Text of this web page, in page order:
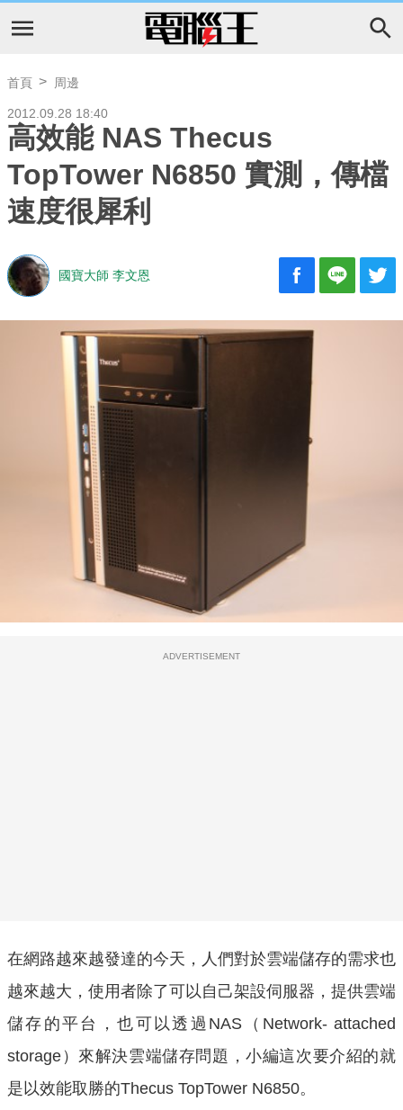
首頁 周邊
2012.09.28 18:40
高效能 NAS Thecus
TopTower N6850 實測，傳檔
速度很犀利
國寶大師 李文恩
ADVERTISEMENT
在網路越來越發達的今天，人們對於雲端儲存的需求也
越來越大，使用者除了可以自己架設伺服器，提供雲端
儲存的平台，也可以透過NAS（Network- attached
storage）來解決雲端儲存問題，小編這次要介紹的就
是以效能取勝的Thecus TopTower N6850。